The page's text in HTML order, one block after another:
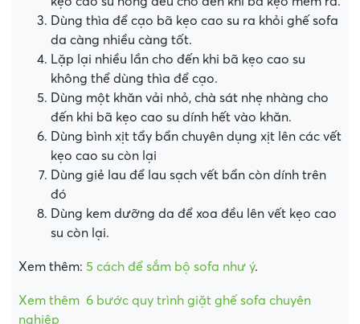
Dùng thìa để cạo bã kẹo cao su ra khỏi ghế sofa
da càng nhiều càng tốt.
Lặp lại nhiều lần cho đến khi bã kẹo cao su
không thể dùng thìa để cạo.
Dùng một khăn vải nhỏ, chà sát nhẹ nhàng cho
đến khi bã kẹo cao su dính hết vào khăn.
Dùng bình xịt tẩy bẩn chuyên dụng xịt lên các vết
kẹo cao su còn lại
Dùng giẻ lau để lau sạch vết bẩn còn dính trên
đó
Dùng kem dưỡng da để xoa đều lên vết kẹo cao
su còn lại.
Xem thêm: 5 cách để sắm bộ sofa như ý.
Xem thêm 6 bước quy trình giặt ghế sofa chuyên
nghiệp